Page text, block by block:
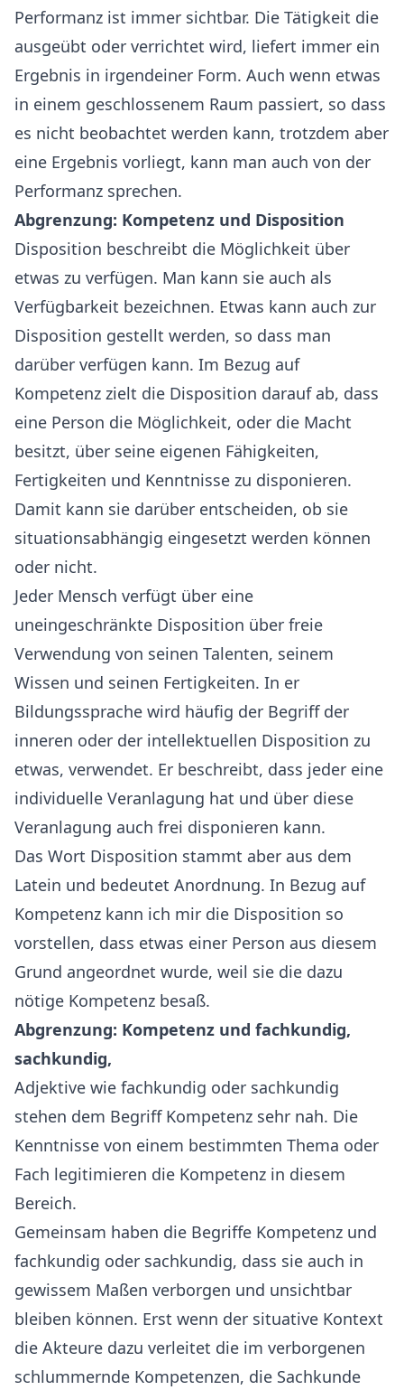
Performanz ist immer sichtbar. Die Tätigkeit die
ausgeübt oder verrichtet wird, liefert immer ein
Ergebnis in irgendeiner Form. Auch wenn etwas
in einem geschlossenem Raum passiert, so dass
es nicht beobachtet werden kann, trotzdem aber
eine Ergebnis vorliegt, kann man auch von der
Performanz sprechen.
Abgrenzung: Kompetenz und Disposition
Disposition beschreibt die Möglichkeit über
etwas zu verfügen. Man kann sie auch als
Verfügbarkeit bezeichnen. Etwas kann auch zur
Disposition gestellt werden, so dass man
darüber verfügen kann. Im Bezug auf
Kompetenz zielt die Disposition darauf ab, dass
eine Person die Möglichkeit, oder die Macht
besitzt, über seine eigenen Fähigkeiten,
Fertigkeiten und Kenntnisse zu disponieren.
Damit kann sie darüber entscheiden, ob sie
situationsabhängig eingesetzt werden können
oder nicht.
Jeder Mensch verfügt über eine
uneingeschränkte Disposition über freie
Verwendung von seinen Talenten, seinem
Wissen und seinen Fertigkeiten. In er
Bildungssprache wird häufig der Begriff der
inneren oder der intellektuellen Disposition zu
etwas, verwendet. Er beschreibt, dass jeder eine
individuelle Veranlagung hat und über diese
Veranlagung auch frei disponieren kann.
Das Wort Disposition stammt aber aus dem
Latein und bedeutet Anordnung. In Bezug auf
Kompetenz kann ich mir die Disposition so
vorstellen, dass etwas einer Person aus diesem
Grund angeordnet wurde, weil sie die dazu
nötige Kompetenz besaß.
Abgrenzung: Kompetenz und fachkundig,
sachkundig,
Adjektive wie fachkundig oder sachkundig
stehen dem Begriff Kompetenz sehr nah. Die
Kenntnisse von einem bestimmten Thema oder
Fach legitimieren die Kompetenz in diesem
Bereich.
Gemeinsam haben die Begriffe Kompetenz und
fachkundig oder sachkundig, dass sie auch in
gewissem Maßen verborgen und unsichtbar
bleiben können. Erst wenn der situative Kontext
die Akteure dazu verleitet die im verborgenen
schlummernde Kompetenzen, die Sachkunde